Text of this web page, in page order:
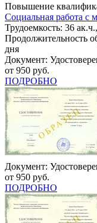
Повышение
Социальная работа с
Трудоемкость: 36
Продолжительность
дня
Документ:
от 950 руб.
ПОДРОБНО
Документ:
от 950 руб.
ПОДРОБНО